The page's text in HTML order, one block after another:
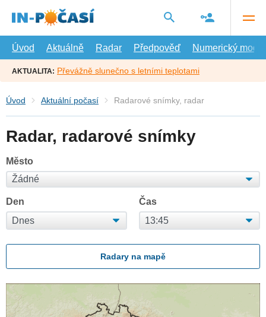
hlavní
Úvod
Aktuálně Radar Předpověď Numerický model
AKTUALITA: Převážně slunečno s letními teplotami
Úvod Aktuální počasí Radarové snímky, radar
Radar, radarové snímky
Město
Den Čas
Radary na mapě